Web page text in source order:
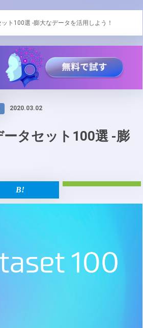
ト100選 -膨大なデータを活用しよう！
2020.03.02
ータセット100選 -膨